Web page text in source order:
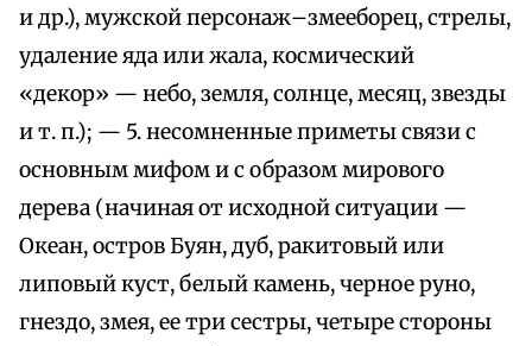
и др.), мужской персонаж–змееборец, стрелы,
удаление яда или жала, космический
«декор» — небо, земля, солнце, месяц, звезды
и т. п.); — 5. несомненные приметы связи с
основным мифом и с образом мирового
дерева (начиная от исходной ситуации —
Океан, остров Буян, дуб, ракитовый или
липовый куст, белый камень, черное руно,
гнездо, змея, ее три сестры, четыре стороны